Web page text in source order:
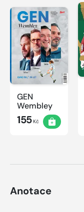
GEN
Wembley
155Kč
Anotace